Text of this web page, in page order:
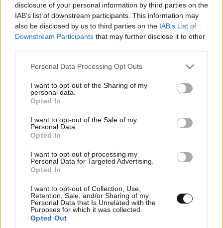
disclosure of your personal information by third parties on the
IAB’s list of downstream participants. This information may
also be disclosed by us to third parties on the IAB’s List of
Downstream Participants that may further disclose it to other
Please note that this website/app uses one or more Google
not limited to your visit or usage behaviour. You may click to
grant or deny consent to Google and its third-party tags to
use your data for below specified purposes in below Google
consent section.
Personal Data Processing Opt Outs
I want to opt-out of the Sharing of my
personal data.
Opted In
I want to opt-out of the Sale of my
Personal Data.
Opted In
I want to opt-out of processing my
Personal Data for Targeted Advertising.
Opted In
I want to opt-out of Collection, Use,
Retention, Sale, and/or Sharing of my
Personal Data that Is Unrelated with the
Purposes for which it was collected.
Opted Out
ΗΠΑ: 15χρονος ντυμένος κλόουν φέρεται να
σκότωσε 78χρονο βετεράνο – Βίντεο από